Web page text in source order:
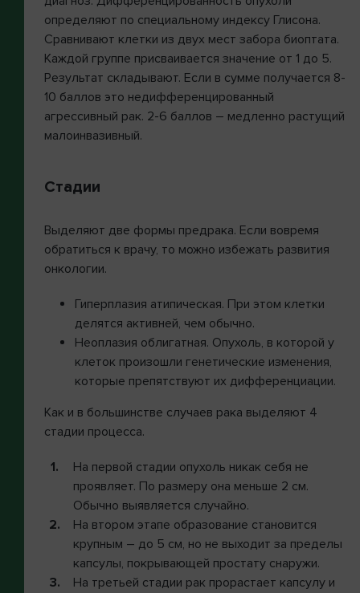
определяют по специальному индексу Глисона.
Сравнивают клетки из двух мест забора биоптата.
Каждой группе присваивается значение от 1 до 5.
Результат складывают. Если в сумме получается 8-
10 баллов это недифференцированный
агрессивный рак. 2-6 баллов – медленно растущий
малоинвазивный.
Стадии
Выделяют две формы предрака. Если вовремя
обратиться к врачу, то можно избежать развития
онкологии.
Гиперплазия атипическая. При этом клетки
делятся активней, чем обычно.
Неоплазия облигатная. Опухоль, в которой у
клеток произошли генетические изменения,
которые препятствуют их дифференциации.
Как и в большинстве случаев рака выделяют 4
стадии процесса.
На первой стадии опухоль никак себя не
проявляет. По размеру она меньше 2 см.
Обычно выявляется случайно.
На втором этапе образование становится
крупным – до 5 см, но не выходит за пределы
капсулы, покрывающей простату снаружи.
На третьей стадии рак прорастает капсулу и